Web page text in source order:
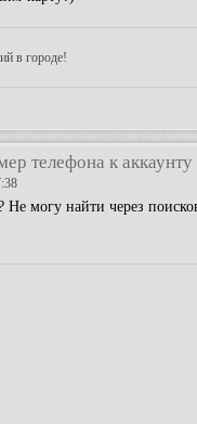
в городе!
телефона к аккаунту
Не могу найти через